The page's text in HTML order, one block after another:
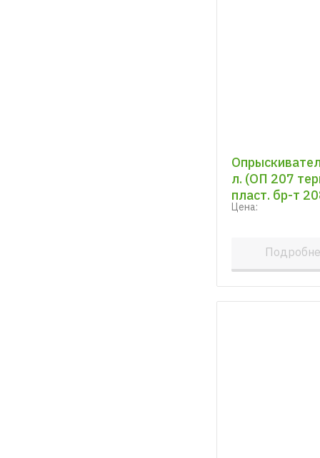
л. (ОП 207
пласт. бр-т
Цена: